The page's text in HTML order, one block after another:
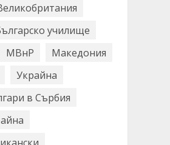
училище
МВнР
Македония
Украйна
в Сърбия